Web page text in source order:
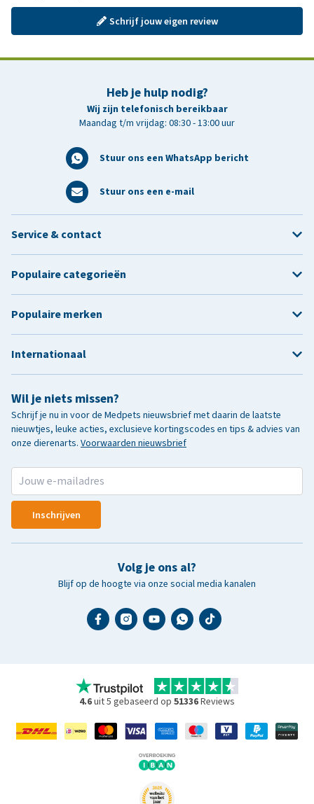
Schrijf jouw eigen review
Heb je hulp nodig?
Wij zijn telefonisch bereikbaar
Maandag t/m vrijdag: 08:30 - 13:00 uur
Stuur ons een WhatsApp bericht
Stuur ons een e-mail
Wil je niets missen?
Schrijf je nu in voor de Medpets nieuwsbrief met daarin de laatste
nieuwtjes, leuke acties, exclusieve kortingscodes en tips & advies van
onze dierenarts. Voorwaarden nieuwsbrief
Inschrijven
Volg je ons al?
Blijf op de hoogte via onze social media kanalen
Service & contact
Populaire categorieën
Populaire merken
Internationaal
4.6uit 5 gebaseerd op 51336Reviews